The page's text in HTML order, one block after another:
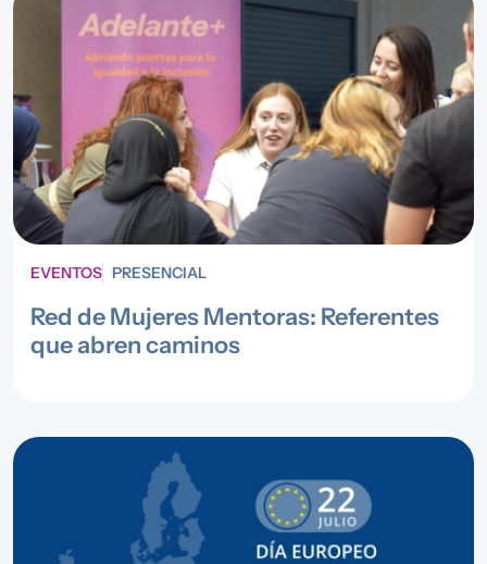
EVENTOS PRESENCIAL
Red de Mujeres Mentoras: Referentes
que abren caminos